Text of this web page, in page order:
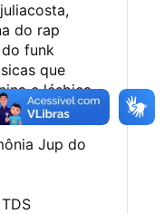
do rap
funk
que
e lésbica.
Jup do